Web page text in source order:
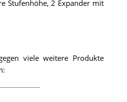
Stufenhöhe, 2 Expander mit
viele weitere Produkte